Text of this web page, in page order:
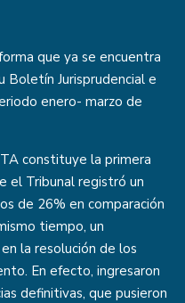
que ya se encuentra
Boletín Jurisprudencial e
enero- marzo de
constituye la primera
el Tribunal registró un
de 26% en comparación
tiempo, un
la resolución de los
En efecto, ingresaron
definitivas, que pusieron